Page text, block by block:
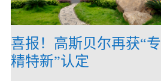
喜报！高斯贝尔再获“专
精特新”认定